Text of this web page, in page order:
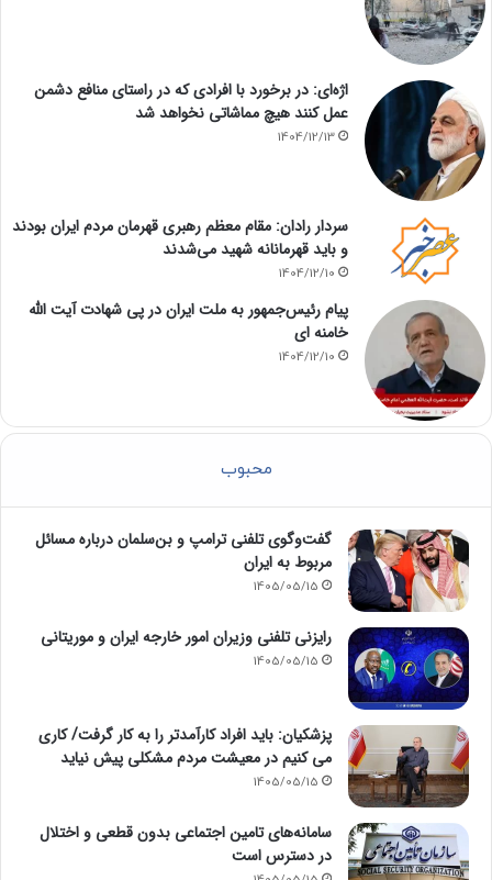
اژه‌ای: در برخورد با افرادی که در راستای منافع دشمن
عمل کنند هیچ مماشاتی نخواهد شد
1404/12/13
سردار رادان: مقام معظم رهبری قهرمان مردم ایران بودند
و باید قهرمانانه شهید می‌شدند
1404/12/10
پیام رئیس‌جمهور به ملت ایران در پی شهادت آیت الله
خامنه ای
1404/12/10
محبوب
گفت‌وگوی تلفنی ترامپ و بن‌سلمان درباره مسائل
مربوط به ایران
1405/05/15
رایزنی تلفنی وزیران امور خارجه ایران و موریتانی
1405/05/15
پزشکیان: باید افراد کارآمدتر را به کار گرفت/ کاری
می کنیم در معیشت مردم مشکلی پیش نیاید
1405/05/15
سامانه‌های تامین اجتماعی بدون قطعی و اختلال
در دسترس است